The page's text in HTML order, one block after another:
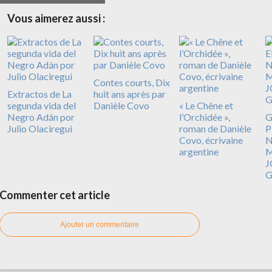
Vous aimerez aussi :
Extractos de La
segunda vida del
Negro Adán por
Julio Olaciregui
Contes courts, Dix
huit ans après par
Danièle Covo
​​​​​​​« Le Chêne et
l’Orchidée »,
roman de Danièle
Covo, écrivaine
argentine
Commenter cet article
Ajouter un commentaire